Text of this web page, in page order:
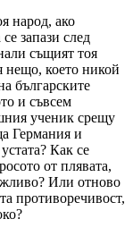
народ, ако
запази след
същият тоя
нещо, което никой
българските
и съвсем
ученик срещу
Германия и
Как се
от плявата,
Или отново
противоречивост,